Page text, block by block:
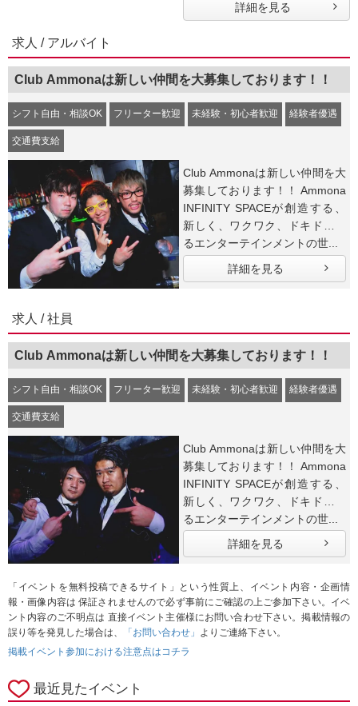
詳細を見る
求人 / アルバイト
Club Ammonaは新しい仲間を大募集しております！！
シフト自由・相談OK フリーター歓迎 未経験・初心者歓迎 経験者優遇
交通費支給
Club Ammonaは新しい仲間を大
募集しております！！ Ammona
INFINITY SPACEが創造する、
新しく、ワクワク、ドキドキす
るエンターテインメントの世...
詳細を見る
求人 / 社員
Club Ammonaは新しい仲間を大募集しております！！
シフト自由・相談OK フリーター歓迎 未経験・初心者歓迎 経験者優遇
交通費支給
Club Ammonaは新しい仲間を大
募集しております！！ Ammona
INFINITY SPACEが創造する、
新しく、ワクワク、ドキドキす
るエンターテインメントの世...
詳細を見る
「イベントを無料投稿できるサイト」という性質上、イベント内容・企画情
報・画像内容は 保証されませんので必ず事前にご確認の上ご参加下さい。イベ
ント内容のご不明点は 直接イベント主催様にお問い合わせ下さい。掲載情報の
誤り等を発見した場合は、
「お問い合わせ」 よりご連絡下さい。
掲載イベント参加における注意点はコチラ
最近見たイベント